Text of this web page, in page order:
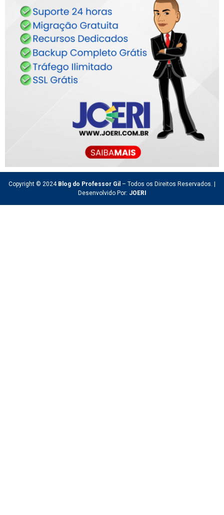
Copyright © 2024 Blog do Professor Gil – Todos os Direitos Reservados. |
Desenvolvido Por: JOERI